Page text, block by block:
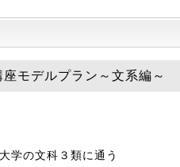
モデルプラン～文系編～
学の文科３類に通う